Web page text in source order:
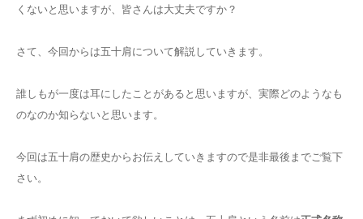
くないと思いますが、皆さんは大丈夫ですか？
さて、今回からは五十肩について解説していきます。
誰しもが一度は耳にしたことがあると思いますが、実際どのようなも
のなのか知らないと思います。
今回は五十肩の歴史からお伝えしていきますので是非最後までご覧下
さい。